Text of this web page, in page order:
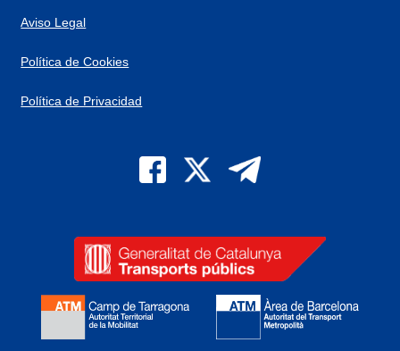
Aviso Legal
Política de Cookies
Política de Privacidad